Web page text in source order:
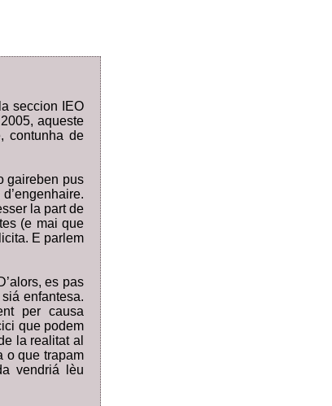
seccion IEO
aqueste
contunha de
gaireben pus
la part de
(e mai que
E parlem
es pas
enfantesa.
per causa
que podem
la realitat al
o que trapam
vendriá lèu